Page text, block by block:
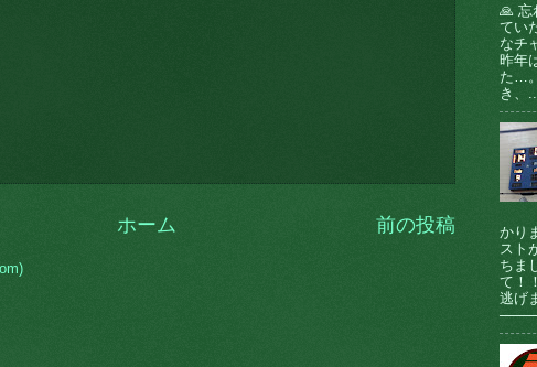
前の投稿
ホーム
🙏 忘
てい
なチ
昨年
た…
き、
かり
スト
ちま
て！
逃げ